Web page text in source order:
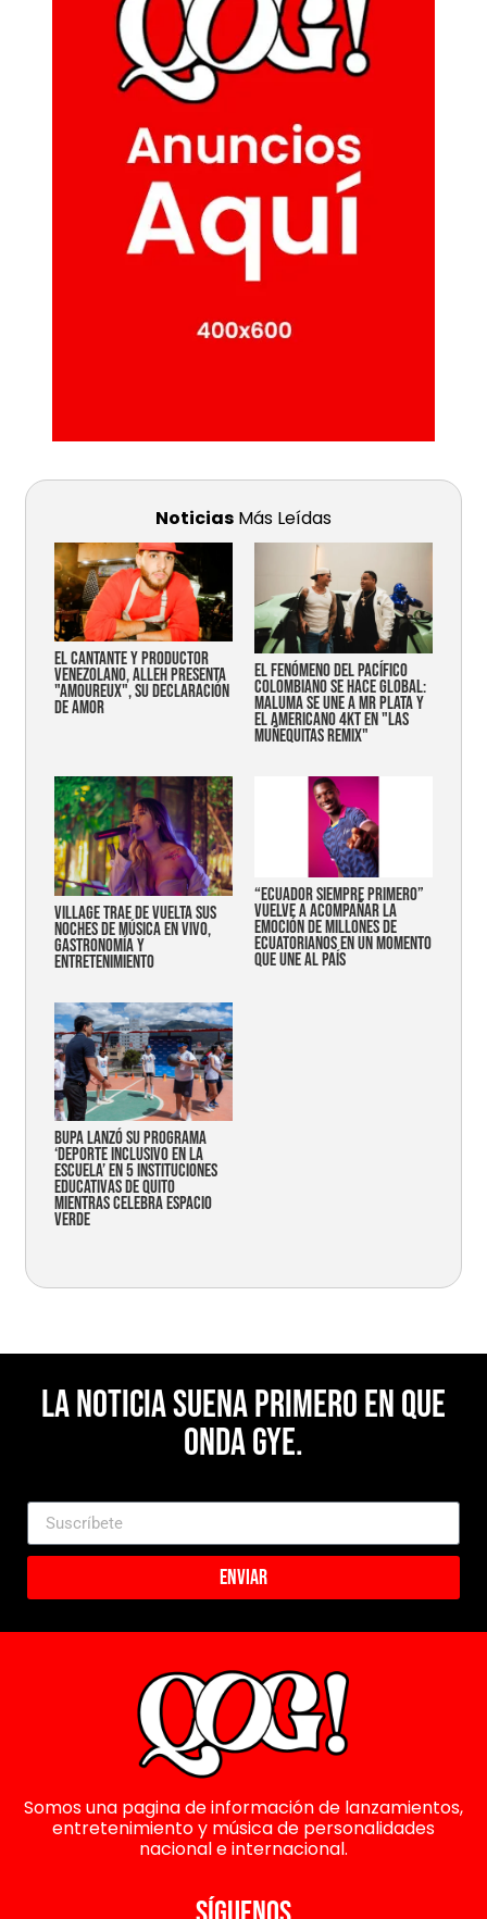
Noticias Más Leídas
EL CANTANTE Y PRODUCTOR
VENEZOLANO, ALLEH PRESENTA
"AMOUREUX", SU DECLARACIÓN
DE AMOR
EL FENÓMENO DEL PACÍFICO
COLOMBIANO SE HACE GLOBAL:
MALUMA SE UNE A MR PLATA Y
EL AMERICANO 4KT EN "LAS
MUÑEQUITAS REMIX"
Village trae de vuelta sus
noches de música en vivo,
gastronomía y
entretenimiento
“Ecuador siempre primero”
vuelve a acompañar la
emoción de millones de
ecuatorianos en un momento
que une al país
Bupa lanzó su programa
‘Deporte Inclusivo en la
Escuela’ en 5 instituciones
educativas de Quito
mientras celebra espacio
verde
La noticia suena primero en Que
Onda Gye.
Enviar
Somos una pagina de información de lanzamientos,
entretenimiento y música de personalidades
nacional e internacional.